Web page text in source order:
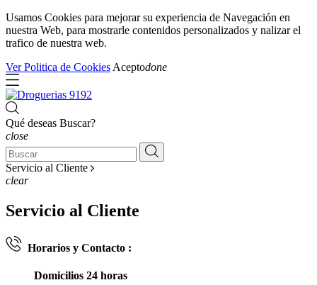
Usamos Cookies para mejorar su experiencia de Navegación en
nuestra Web, para mostrarle contenidos personalizados y nalizar el
trafico de nuestra web.
Ver Politica de Cookies Aceptodone
Qué deseas Buscar?
close
Servicio al Cliente
clear
Servicio al Cliente
Horarios y Contacto :
Domicilios 24 horas